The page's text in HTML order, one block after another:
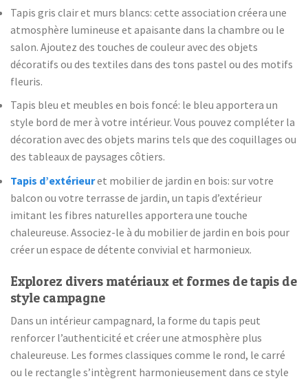
Tapis gris clair et murs blancs: cette association créera une
atmosphère lumineuse et apaisante dans la chambre ou le
salon. Ajoutez des touches de couleur avec des objets
décoratifs ou des textiles dans des tons pastel ou des motifs
fleuris.
Tapis bleu et meubles en bois foncé: le bleu apportera un
style bord de mer à votre intérieur. Vous pouvez compléter la
décoration avec des objets marins tels que des coquillages ou
des tableaux de paysages côtiers.
Tapis d’extérieuret mobilier de jardin en bois: sur votre
balcon ou votre terrasse de jardin, un tapis d’extérieur
imitant les fibres naturelles apportera une touche
chaleureuse. Associez-le à du mobilier de jardin en bois pour
créer un espace de détente convivial et harmonieux.
Explorez divers matériaux et formes de tapis de
style campagne
Dans un intérieur campagnard, la forme du tapis peut
renforcer l’authenticité et créer une atmosphère plus
chaleureuse. Les formes classiques comme le rond, le carré
ou le rectangle s’intègrent harmonieusement dans ce style